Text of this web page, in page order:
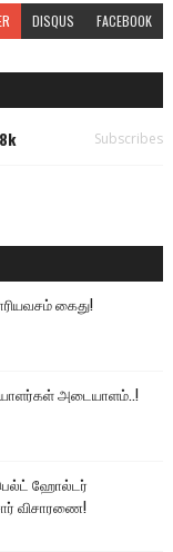
DISQUS FACEBOOK
Subscribes
கைது!
அடையாளம்..!
பெல்ட் ஹோல்டர்
விசாரணை!